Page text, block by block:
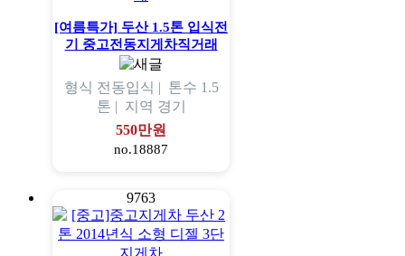
[여름특가] 두산 1.5톤 입식전
기 중고전동지게차직거래
형식 전동입식 | 톤수 1.5
톤 | 지역 경기
550만원
no.18887
9763